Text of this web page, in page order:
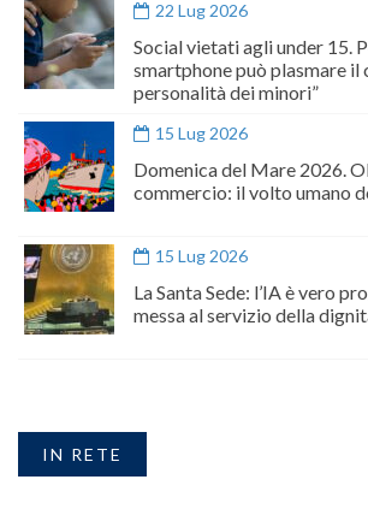
22 Lug 2026
Social vietati agli under 15.
smartphone può plasmare il
personalità dei minori”
15 Lug 2026
Domenica del Mare 2026.
commercio: il volto umano
15 Lug 2026
La Santa Sede: l’IA è vero
messa al servizio della
IN RETE